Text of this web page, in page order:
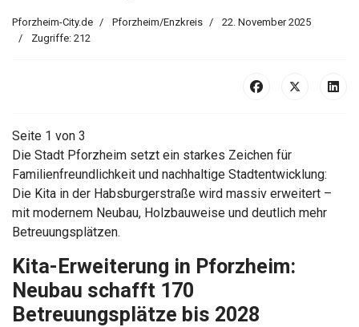
Pforzheim-City.de Pforzheim/Enzkreis
22. November 2025
Zugriffe: 212
Seite 1 von 3
Die Stadt Pforzheim setzt ein starkes Zeichen für
Familienfreundlichkeit und nachhaltige Stadtentwicklung:
Die Kita in der Habsburgerstraße wird massiv erweitert –
mit modernem Neubau, Holzbauweise und deutlich mehr
Betreuungsplätzen.
Kita-Erweiterung in Pforzheim:
Neubau schafft 170
Betreuungsplätze bis 2028